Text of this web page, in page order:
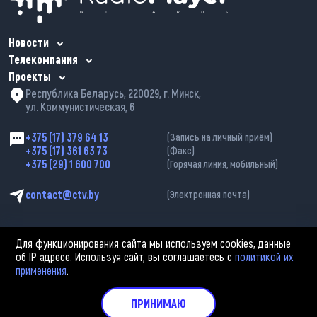
Новости
Телекомпания
Проекты
Республика Беларусь, 220029, г. Минск,
ул. Коммунистическая, 6
+375 (17) 379 64 13 (Запись на личный приём)
+375 (17) 361 63 73 (Факс)
+375 (29) 1 600 700 (Горячая линия, мобильный)
contact@ctv.by (Электронная почта)
2002—2026 © ЗАО «Столичное телевидение». При любом использовании
материалов активная гиперссылка на «belarus-news.by» обязательна.
Политика обработки персональных данных
Для функционирования сайта мы используем cookies, данные
об IP адресе. Используя сайт, вы соглашаетесь сполитикой их
применения.
ПРИНИМАЮ